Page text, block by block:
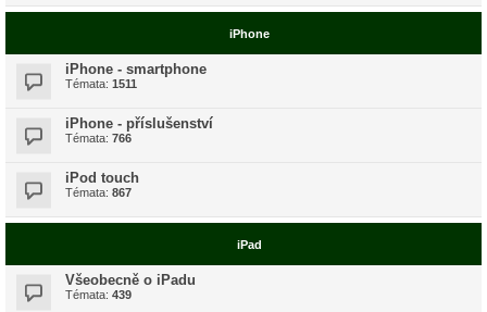
iPhone
iPhone - smartphone
Témata: 1511
iPhone - příslušenství
Témata: 766
iPod touch
Témata: 867
iPad
Všeobecně o iPadu
Témata: 439